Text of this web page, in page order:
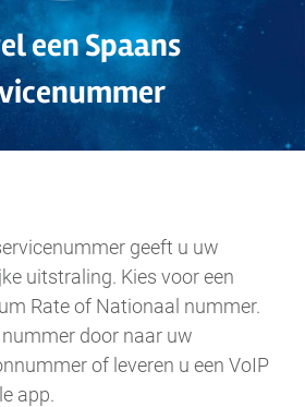
een Spaans
geeft u uw
uitstraling. Kies voor een
Rate of Nationaal nummer.
door naar uw
of leveren u een VoIP
app.